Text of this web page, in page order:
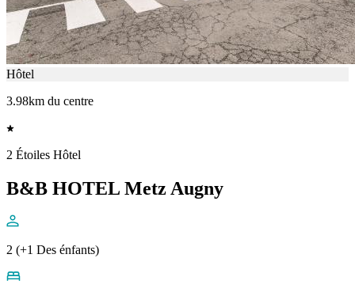
Hôtel
3.98km du centre
2 Étoiles Hôtel
B&B HOTEL Metz Augny
2 (+1 Des énfants)